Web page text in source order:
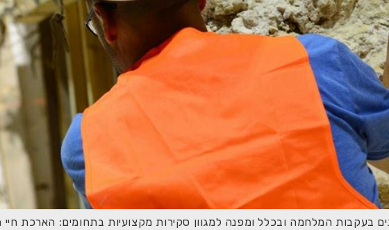
בעקבות המלחמה ובכלל ומפנה למגוון סקירות מקצועיות בתחומים: הארכת חיי